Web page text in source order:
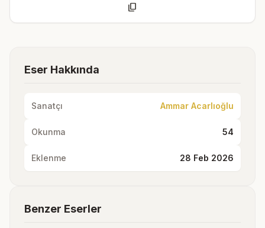
content_copy
Eser Hakkında
Sanatçı Ammar Acarlıoğlu
Okunma 54
Eklenme 28 Feb 2026
Benzer Eserler